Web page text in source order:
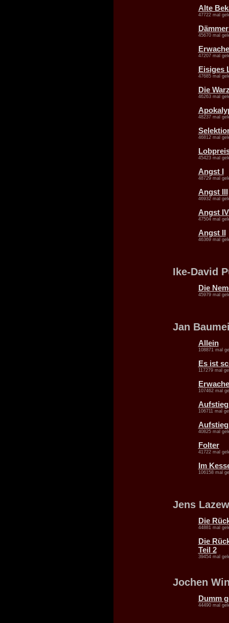
Alte
47722 mal
45670 mal
47207 mal
Eisiges
47685 mal
Die
46263 mal
48237 mal
46812 mal
45423 mal
Angst I
48729 mal
Angst III
46932 mal
Angst IV
47504 mal
Angst II
46369 mal
Ike-David
Die
45979 mal
Jan
Allein
108871 mal
Es ist
117279 mal
107462 mal
106711 mal
40825 mal
Folter
41722 mal
Im
106158 mal
Jens
Die
44881 mal
Die
Teil 2
39454 mal
Jochen
Dumm
44490 mal